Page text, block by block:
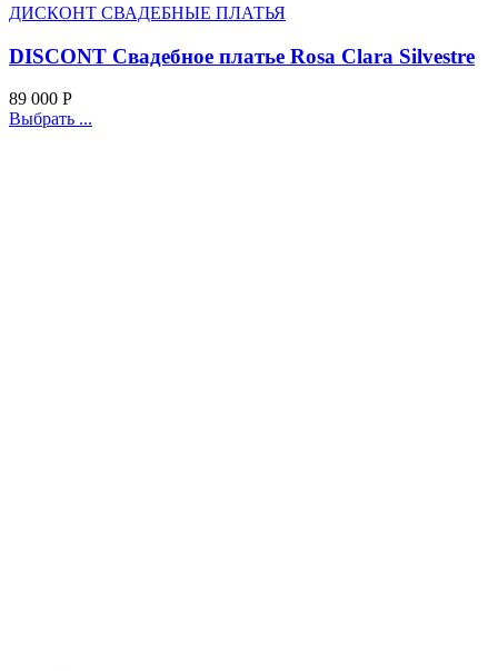
ДИСКОНТ СВАДЕБНЫЕ ПЛАТЬЯ
DISCONT Свадебное платье Rosa Clara Silvestre
89 000 Р
Выбрать ...